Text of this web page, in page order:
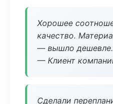
Хорошее
качество.
— вышло дешевле.
— Клиент
Сделали